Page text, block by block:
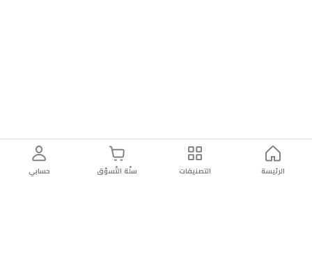
الرئيسة التصنيفات سلّة التّسوّق حسابي